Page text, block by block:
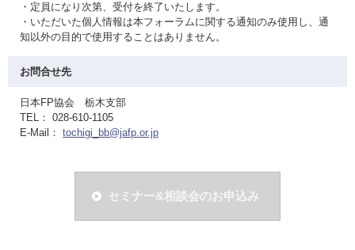
・定員になり次第、受付を終了いたします。
・いただいた個人情報は本フォーラムに関する通知のみ使用し、通
知以外の目的で使用することはありません。
お問合せ先
日本FP協会 栃木支部
TEL： 028-610-1105
E-Mail： tochigi_bb@jafp.or.jp
セミナー&相談会のお申込み